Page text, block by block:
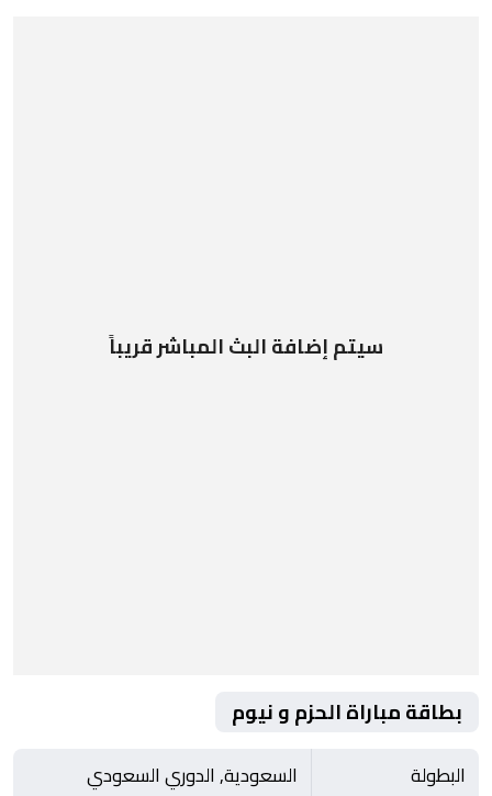
سيتم إضافة البث المباشر قريباً
بطاقة مباراة الحزم و نيوم
البطولة
السعودية, الدوري السعودي